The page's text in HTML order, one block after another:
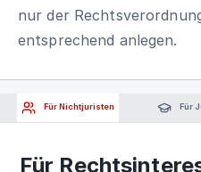
nur der
entsprechend anlegen.
Für Nichtjuristen Für
Für